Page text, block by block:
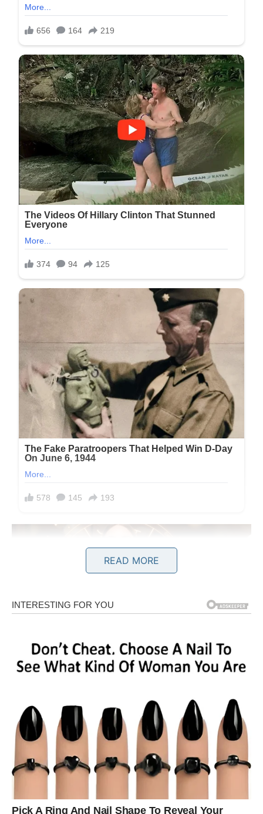
KAD VIŠE NE MOŽETE DA
ĆUTITE
Ovnovi ulaze u dane u kojima se unutrašnji nemir
pretvara u akciju. Nešto u vama govori: „Dosta je.“ I to nije
READ MORE